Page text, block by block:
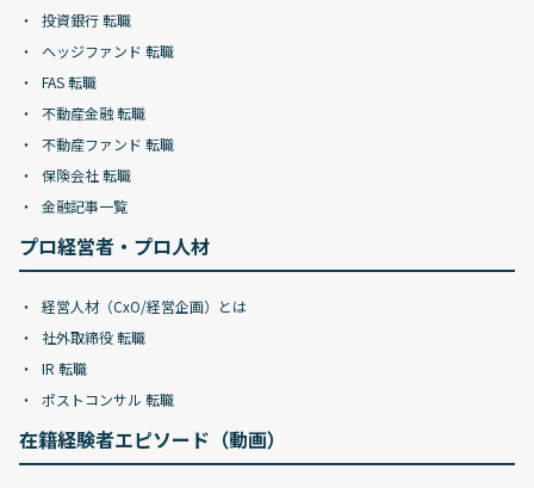
投資銀行 転職
ヘッジファンド 転職
FAS 転職
不動産金融 転職
不動産ファンド 転職
保険会社 転職
金融記事一覧
プロ経営者・プロ人材
経営人材（CxO/経営企画）とは
社外取締役 転職
IR 転職
ポストコンサル 転職
在籍経験者エピソード（動画）